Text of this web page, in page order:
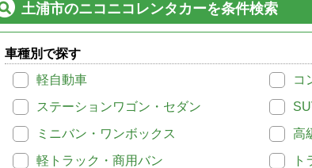
土浦市のニコニコレンタカーを条件検索
車種別で探す
軽自動車
コ
ステーションワゴン・セダン
ミニバン・ワンボックス
高
軽トラック・商用バン
ト